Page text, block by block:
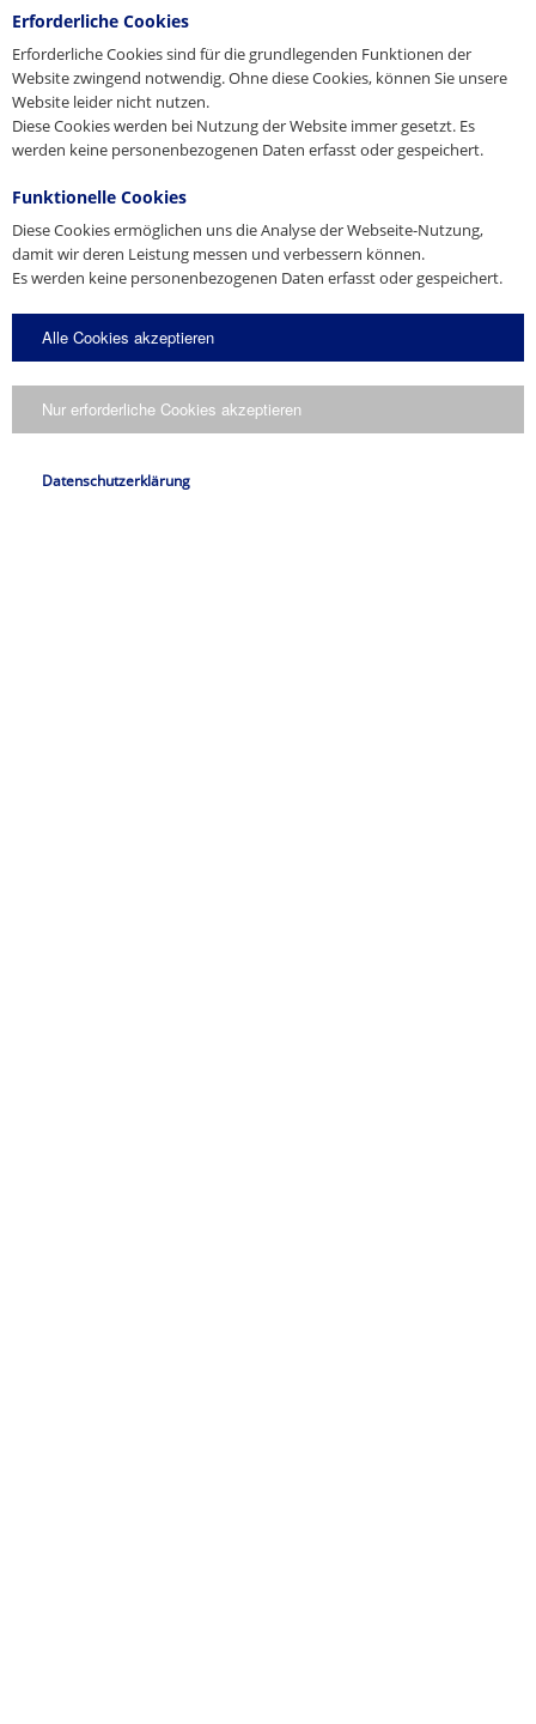
E-Mail
*
Anfrage
Ich stimme zu, dass meine Angaben gemäß der
Erforderliche Cookies
Erforderliche Cookies sind für die grundlegenden Funktionen der
Website zwingend notwendig. Ohne diese Cookies, können Sie unsere
Website leider nicht nutzen.
Diese Cookies werden bei Nutzung der Website immer gesetzt. Es
werden keine personenbezogenen Daten erfasst oder gespeichert.
Funktionelle Cookies
Diese Cookies ermöglichen uns die Analyse der Webseite-Nutzung,
damit wir deren Leistung messen und verbessern können.
Es werden keine personenbezogenen Daten erfasst oder gespeichert.
Alle Cookies akzeptieren
Nur erforderliche Cookies akzeptieren
Datenschutzerklärung